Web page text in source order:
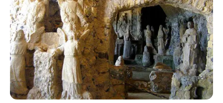
Golongan Darah: –
Warna Rambut: –
Warna Mata: –
Warna Kulit: –
Ukuran Tubuh: –
Ukuran Sepatu: –